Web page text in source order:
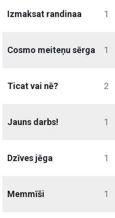
Izmaksat randinaa 1
Cosmo meiteņu sērga 1
Ticat vai nē? 2
Jauns darbs! 1
Dzīves jēga 1
Memmīši 1